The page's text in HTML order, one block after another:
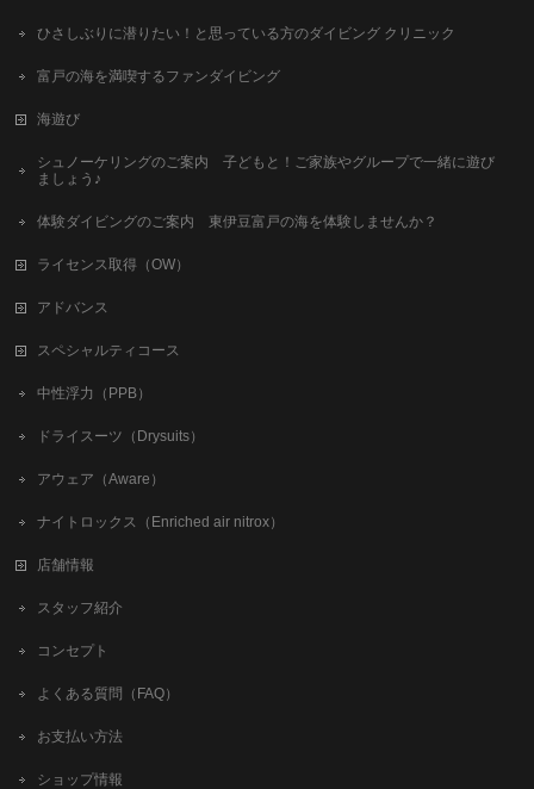
ひさしぶりに潜りたい！と思っている方のダイビング クリニック
富戸の海を満喫するファンダイビング
海遊び
シュノーケリングのご案内 子どもと！ご家族やグループで一緒に遊び
ましょう♪
体験ダイビングのご案内 東伊豆富戸の海を体験しませんか？
ライセンス取得（OW）
アドバンス
スペシャルティコース
中性浮力（PPB）
ドライスーツ（Drysuits）
アウェア（Aware）
ナイトロックス（Enriched air nitrox）
店舗情報
スタッフ紹介
コンセプト
よくある質問（FAQ）
お支払い方法
ショップ情報